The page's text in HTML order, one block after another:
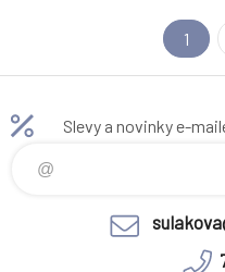
prostor Moderní
systém vhodný na zařízení
kanceláří, pracoven,
1
Slevy a novinky e-